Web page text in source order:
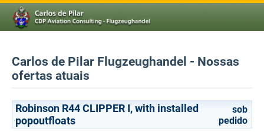
Carlos de Pilar Flugzeughandel - Nossas
ofertas atuais
Robinson R44 CLIPPER I, with installed
popoutfloats
sob
pedido